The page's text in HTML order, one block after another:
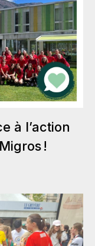
à l’action
!